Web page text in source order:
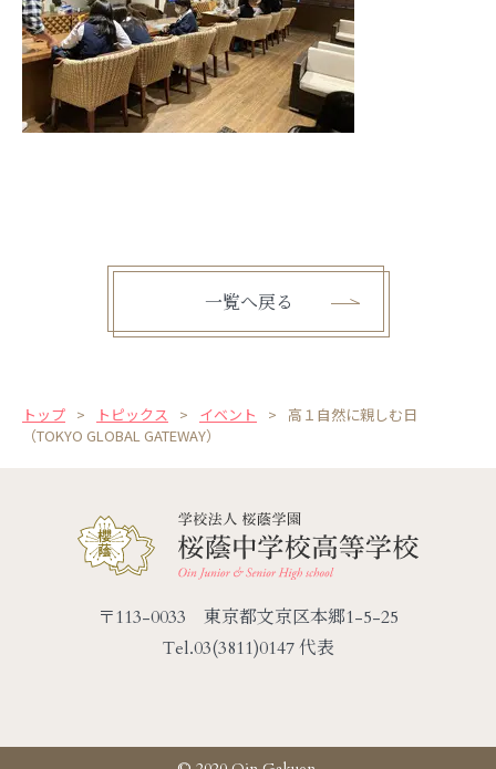
一覧へ戻る
トップ トピックス イベント
高１自然に親しむ日
（TOKYO GLOBAL GATEWAY）
〒113-0033 東京都文京区本郷1-5-25
Tel.03(3811)0147 代表